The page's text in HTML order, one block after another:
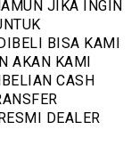
JIKA INGIN
BISA KAMI
AKAN KAMI
CASH
DEALER